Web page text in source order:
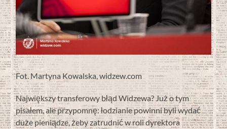
Fot. Martyna Kowalska, widzew.com
Największy transferowy błąd Widzewa? Już o tym
pisałem, ale przypomnę: łodzianie powinni byli wydać
duże pieniądze, żeby zatrudnić w roli dyrektora